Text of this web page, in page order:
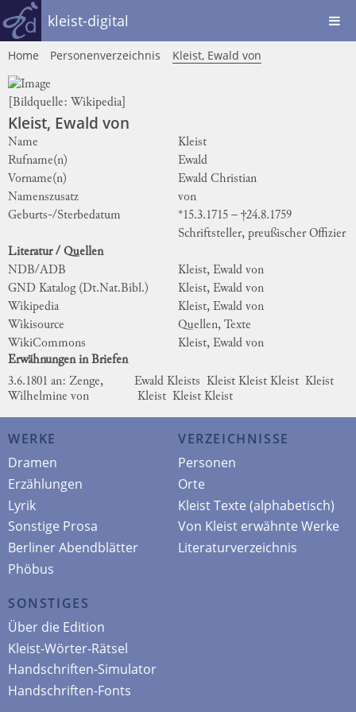
kleist-digital
Home Personenverzeichnis Kleist, Ewald von
[Bildquelle: Wikipedia
Kleist, Ewald von
Name
Kleist
Rufname(n)
Ewald
Vorname(n)
Ewald Christian
Namenszusatz
von
Geburts-/Sterbedatum
*15.3.1715 – †24.8.1759
Schriftsteller, preußischer Offizier
Literatur / Quellen
NDB/ADB
Kleist, Ewald von
GND Katalog (Dt.Nat.Bibl.)
Kleist, Ewald von
Wikipedia
Kleist, Ewald von
Wikisource
Quellen, Texte
WikiCommons
Kleist, Ewald von
Erwähnungen in Briefen
3.6.1801 an: Zenge,
Wilhelmine von
Ewald Kleists Kleist Kleist Kleist Kleist
Kleist Kleist Kleist
WERKE
Dramen
Erzählungen
Lyrik
Sonstige Prosa
Berliner Abendblätter
Phöbus
VERZEICHNISSE
Personen
Orte
Kleist Texte (alphabetisch)
Von Kleist erwähnte Werke
Literaturverzeichnis
SONSTIGES
Über die Edition
Kleist-Wörter-Rätsel
Handschriften-Simulator
Handschriften-Fonts